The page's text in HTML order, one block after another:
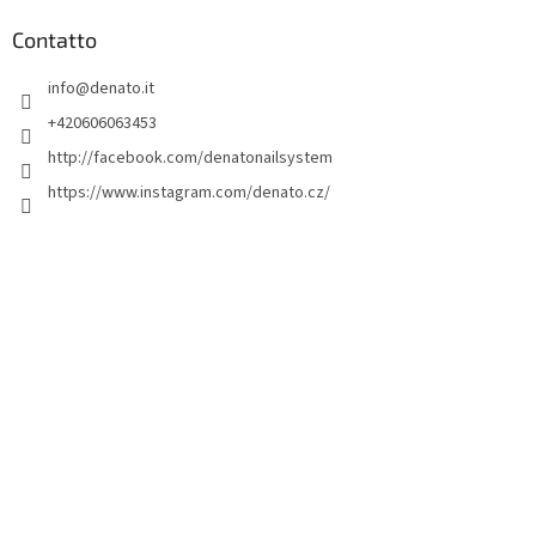
Contatto
info@denato.it
+420606063453
http://facebook.com/denatonailsystem
https://www.instagram.com/denato.cz/